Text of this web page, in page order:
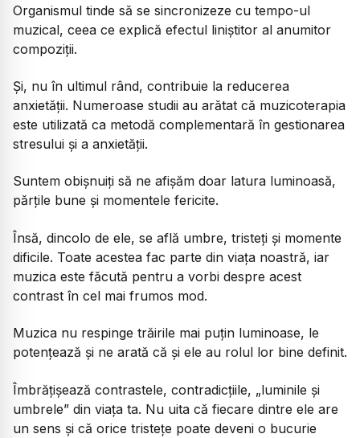
Organismul tinde să se sincronizeze cu tempo-ul
muzical, ceea ce explică efectul liniștitor al anumitor
compoziții.
Și, nu în ultimul rând, contribuie la reducerea
anxietății. Numeroase studii au arătat că muzicoterapia
este utilizată ca metodă complementară în gestionarea
stresului și a anxietății.
Suntem obișnuiți să ne afișăm doar latura luminoasă,
părțile bune și momentele fericite.
Însă, dincolo de ele, se află umbre, tristeți și momente
dificile. Toate acestea fac parte din viața noastră, iar
muzica este făcută pentru a vorbi despre acest
contrast în cel mai frumos mod.
Muzica nu respinge trăirile mai puțin luminoase, le
potențează și ne arată că și ele au rolul lor bine definit.
Îmbrățișează contrastele, contradicțiile, „luminile și
umbrele” din viața ta. Nu uita că fiecare dintre ele are
un sens și că orice tristețe poate deveni o bucurie